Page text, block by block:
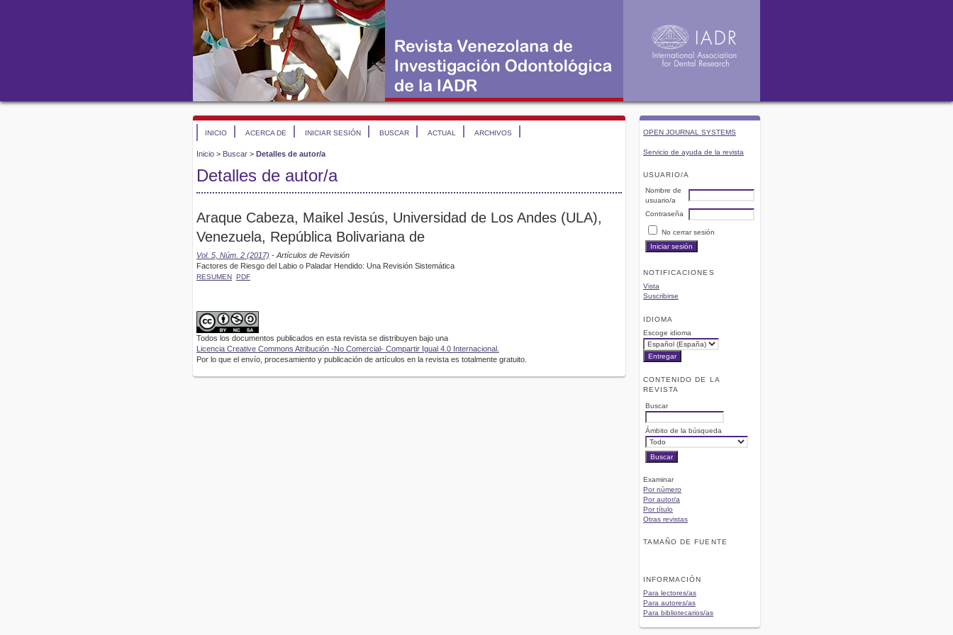
OPEN JOURNAL SYSTEMS
Servicio de ayuda de la revista
USUARIO/A
Nombre de
usuario/a
Contraseña
No cerrar sesión
NOTIFICACIONES
Vista
Suscribirse
IDIOMA
Escoge idioma
CONTENIDO DE LA
REVISTA
Buscar
Ámbito de la búsqueda
Examinar
Por número
Por autor/a
Por título
Otras revistas
TAMAÑO DE FUENTE
INFORMACIÓN
Para lectores/as
Para autores/as
Para bibliotecarios/as
INICIO ACERCA DE INICIAR SESIÓN BUSCAR ACTUAL ARCHIVOS
Inicio > Buscar > Detalles de autor/a
Detalles de autor/a
Araque Cabeza, Maikel Jesús, Universidad de Los Andes (ULA),
Venezuela, República Bolivariana de
Vol. 5, Núm. 2 (2017) - Artículos de Revisión
Factores de Riesgo del Labio o Paladar Hendido: Una Revisión Sistemática
RESUMEN PDF
Todos los documentos publicados en esta revista se distribuyen bajo una
Licencia Creative Commons Atribución -No Comercial- Compartir Igual 4.0 Internacional.
Por lo que el envío, procesamiento y publicación de artículos en la revista es totalmente gratuito.